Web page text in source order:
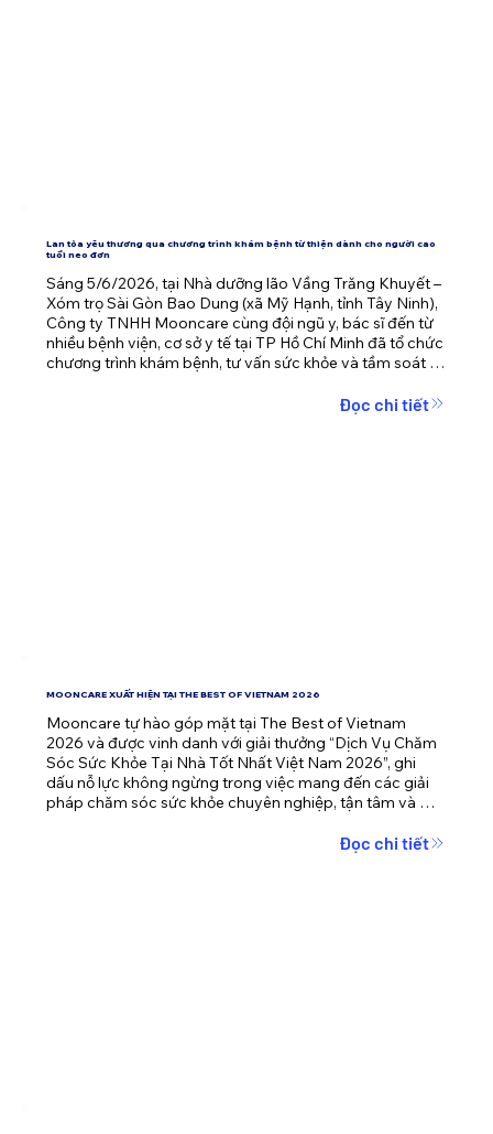
Lan tỏa yêu thương qua chương trình khám bệnh từ thiện dành cho người cao
tuổi neo đơn
Sáng 5/6/2026, tại Nhà dưỡng lão Vầng Trăng Khuyết –
Xóm trọ Sài Gòn Bao Dung (xã Mỹ Hạnh, tỉnh Tây Ninh),
Công ty TNHH Mooncare cùng đội ngũ y, bác sĩ đến từ
nhiều bệnh viện, cơ sở y tế tại TP Hồ Chí Minh đã tổ chức
chương trình khám bệnh, tư vấn sức khỏe và tầm soát
Đọc chi tiết
MOONCARE XUẤT HIỆN TẠI THE BEST OF VIETNAM 2026
Mooncare tự hào góp mặt tại The Best of Vietnam
2026 và được vinh danh với giải thưởng “Dịch Vụ Chăm
Sóc Sức Khỏe Tại Nhà Tốt Nhất Việt Nam 2026”, ghi
dấu nỗ lực không ngừng trong việc mang đến các giải
pháp chăm sóc sức khỏe chuyên nghiệp, tận tâm và
Đọc chi tiết